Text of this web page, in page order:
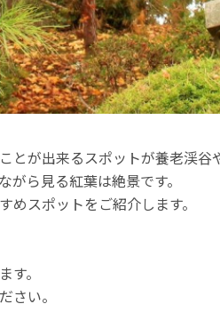
とが出来るスポットが養老渓
ら見る紅葉は絶景です。
スポットをご紹介します。
。
さい。